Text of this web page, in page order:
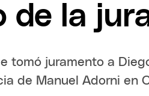
de la
tomó juramento a
de Manuel Adorni en